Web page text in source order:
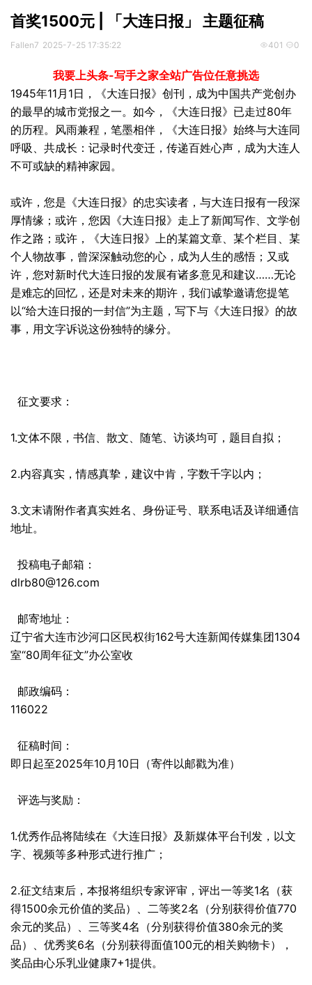
首奖1500元 | 「大连日报」 主题征稿
Fallen7 2025-7-25 17:35:22 401 0
我要上头条-写手之家全站广告位任意挑选
1945年11月1日，《大连日报》创刊，成为中国共产党创办
的最早的城市党报之一。如今，《大连日报》已走过80年
的历程。风雨兼程，笔墨相伴，《大连日报》始终与大连同
呼吸、共成长：记录时代变迁，传递百姓心声，成为大连人
不可或缺的精神家园。
或许，您是《大连日报》的忠实读者，与大连日报有一段深
厚情缘；或许，您因《大连日报》走上了新闻写作、文学创
作之路；或许，《大连日报》上的某篇文章、某个栏目、某
个人物故事，曾深深触动您的心，成为人生的感悟；又或
许，您对新时代大连日报的发展有诸多意见和建议……无论
是难忘的回忆，还是对未来的期许，我们诚挚邀请您提笔
以“给大连日报的一封信”为主题，写下与《大连日报》的故
事，用文字诉说这份独特的缘分。
征文要求：
1.文体不限，书信、散文、随笔、访谈均可，题目自拟；
2.内容真实，情感真挚，建议中肯，字数千字以内；
3.文末请附作者真实姓名、身份证号、联系电话及详细通信
地址。
投稿电子邮箱：
dlrb80@126.com
邮寄地址：
辽宁省大连市沙河口区民权街162号大连新闻传媒集团1304
室“80周年征文”办公室收
邮政编码：
116022
征稿时间：
即日起至2025年10月10日（寄件以邮戳为准）
评选与奖励：
1.优秀作品将陆续在《大连日报》及新媒体平台刊发，以文
字、视频等多种形式进行推广；
2.征文结束后，本报将组织专家评审，评出一等奖1名（获
得1500余元价值的奖品）、二等奖2名（分别获得价值770
余元的奖品）、三等奖4名（分别获得价值380余元的奖
品）、优秀奖6名（分别获得面值100元的相关购物卡），
奖品由心乐乳业健康7+1提供。